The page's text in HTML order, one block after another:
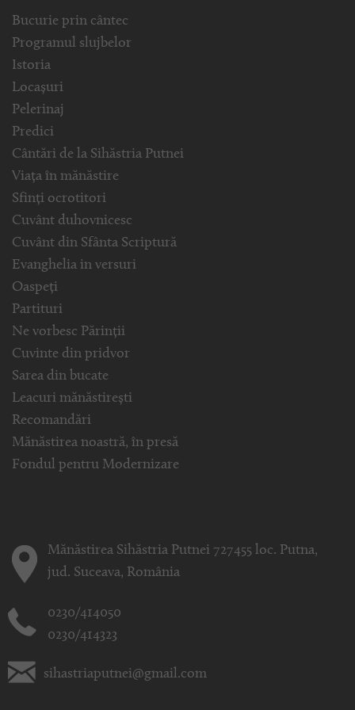
Bucurie prin cântec
Programul slujbelor
Istoria
Locașuri
Pelerinaj
Predici
Cântări de la Sihăstria Putnei
Viața în mănăstire
Sfinți ocrotitori
Cuvânt duhovnicesc
Cuvânt din Sfânta Scriptură
Evanghelia in versuri
Oaspeți
Partituri
Ne vorbesc Părinții
Cuvinte din pridvor
Sarea din bucate
Leacuri mănăstirești
Recomandări
Mănăstirea noastră, în presă
Fondul pentru Modernizare
Mănăstirea Sihăstria Putnei 727455 loc. Putna,
jud. Suceava, România
0230/414050
0230/414323
sihastriaputnei@gmail.com